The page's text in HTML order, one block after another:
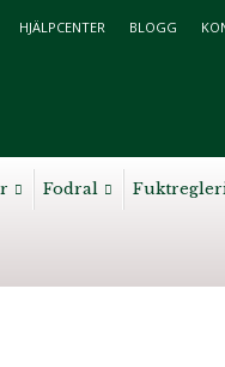
HJÄLPCENTER BLOGG
Fodral